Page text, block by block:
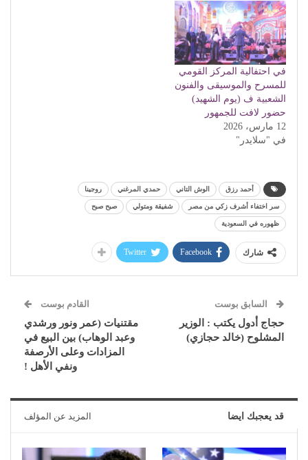
في احتفالية المركز القومي
للمسرح والموسيقى والفنون
الشعبية ف (يوم الشهيد)
حضور لافت للجمهور
12 مارس، 2026
في "سلايدر"
أحمد رزق الوش التاني حمدي المرغني روجينا
سر اختفاء أشرف زكي من مصر شفيقة ومتولي صبح صبح
ظهوره في السعودية
شارك Facebook
Twitter
السابق بوست
حجاج أدول يكتب : الوزير
المشلوح (خالد حجازي)
القادم بوست
مقتنيات (عمر ونور ورشدي
وعبد الوهاب) بين البيع في
المزادات وعلى الأرصفة
ونفي الأهل !
قد يعجبك ايضا المزيد عن المؤلف